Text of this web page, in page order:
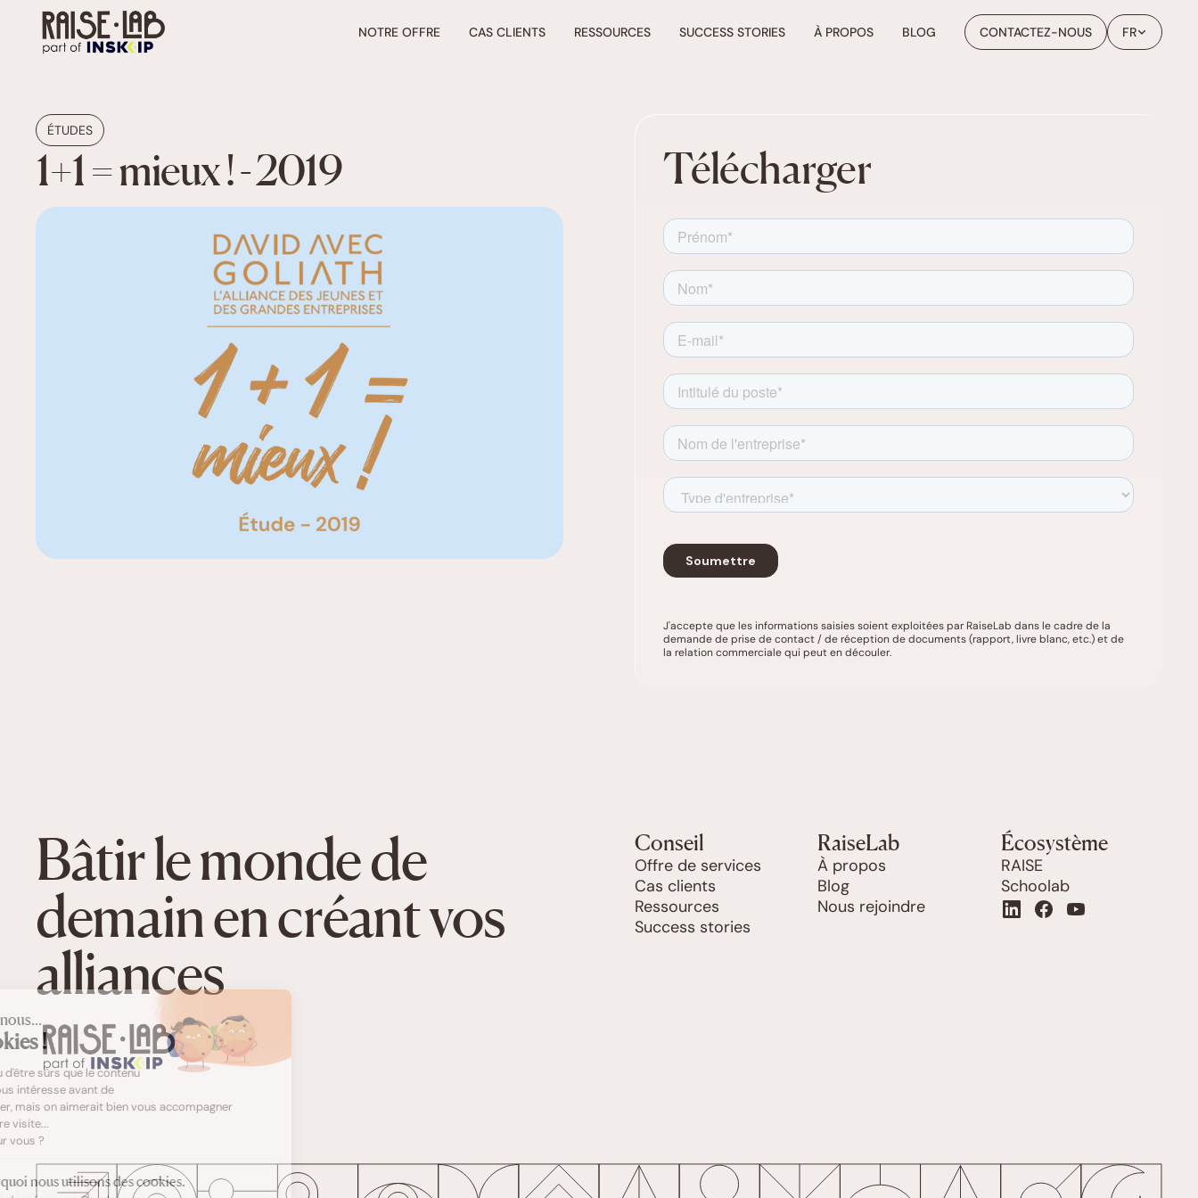
NOTRE OFFRE CAS CLIENTS RESSOURCES SUCCESS STORIES À PROPOS BLOG CONTACTEZ-NOUS FR
ÉTUDES
1+1 = mieux ! - 2019 Télécharger
J'accepte que les informations saisies soient exploitées par RaiseLab dans le cadre de la
demande de prise de contact / de réception de documents (rapport, livre blanc, etc.) et de
la relation commerciale qui peut en découler.
Bâtir le monde de
demain en créant vos
alliances
Conseil
Offre de services
Cas clients
Ressources
Success stories
RaiseLab
À propos
Blog
Nous rejoindre
Écosystème
RAISE
Schoolab
Salut c'est nous...
les Cookies !
On a attendu d'être sûrs que le contenu
de ce site vous intéresse avant de
vous déranger, mais on aimerait bien vous accompagner
pendant votre visite...
C'est OK pour vous ?
Voici pourquoi nous utilisons des cookies.